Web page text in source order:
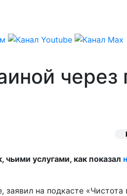
через
услугами, как показал
на подкасте «Чистота